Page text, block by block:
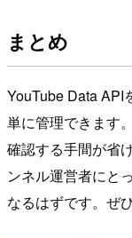
まとめ
YouTube Data API
単に管理できます
確認する手間が省
ンネル運営者にと
なるはずです。ぜ